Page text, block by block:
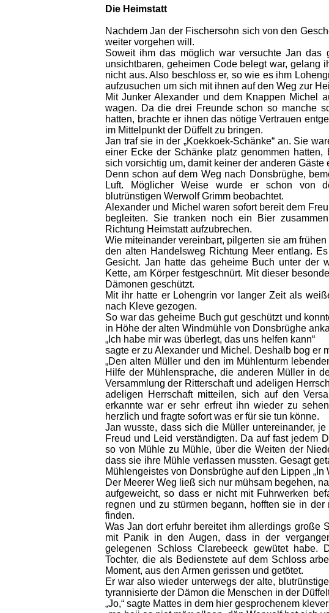
Die Heimstatt
Nachdem Jan der Fischersohn sich von den
weiter vorgehen will.
Soweit ihm das möglich war versuchte Jan
unsichtbaren, geheimen Code belegt war, gelang
nicht aus. Also beschloss er, so wie es ihm
aufzusuchen um sich mit ihnen auf den Weg zur
Mit Junker Alexander und dem Knappen Michel
wagen. Da die drei Freunde schon so manche
hatten, brachte er ihnen das nötige Vertrauen
im Mittelpunkt der Düffelt zu bringen.
Jan traf sie in der „Koekkoek-Schänke“ an. Sie
einer Ecke der Schänke platz genommen
sich vorsichtig um, damit keiner der anderen Gäste
Denn schon auf dem Weg nach Donsbrüghe,
Luft. Möglicher Weise wurde er schon von
blutrünstigen Werwolf Grimm beobachtet.
Alexander und Michel waren sofort bereit dem
begleiten. Sie tranken noch ein Bier
Richtung Heimstatt aufzubrechen.
Wie miteinander vereinbart, pilgerten sie am
den alten Handelsweg Richtung Meer entlang.
Gesicht. Jan hatte das geheime Buch unter der
Kette, am Körper festgeschnürt. Mit dieser
Dämonen geschützt.
Mit ihr hatte er Lohengrin vor langer Zeit als
nach Kleve gezogen.
So war das geheime Buch gut geschützt und
in Höhe der alten Windmühle von Donsbrüghe
„Ich habe mir was überlegt, das uns helfen kann“
sagte er zu Alexander und Michel. Deshalb bog er
„Den alten Müller und den im Mühlenturm
Hilfe der Mühlensprache, die anderen Müller in
Versammlung der Ritterschaft und adeligen
adeligen Herrschaft mitteilen, sich auf den
erkannte war er sehr erfreut ihn wieder zu
herzlich und fragte sofort was er für sie tun könne.
Jan wusste, dass sich die Müller untereinander,
Freud und Leid verständigten. Da auf fast jedem
so von Mühle zu Mühle, über die Weiten der
dass sie ihre Mühle verlassen mussten. Gesagt
Mühlengeistes von Donsbrüghe auf den Lippen „In
Der Meerer Weg ließ sich nur mühsam begehen,
aufgeweicht, so dass er nicht mit Fuhrwerken
regnen und zu stürmen begann, hofften sie in
finden.
Was Jan dort erfuhr bereitet ihm allerdings große
mit Panik in den Augen, dass in der
gelegenen Schloss Clarebeeck gewütet habe.
Tochter, die als Bedienstete auf dem Schloss
Moment, aus den Armen gerissen und getötet.
Er war also wieder unterwegs der alte,
tyrannisierte der Dämon die Menschen in der
„Jo,“ sagte Mattes in dem hier gesprochenem